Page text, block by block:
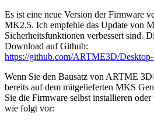
Es ist eine neue Version der Firmware
MK2.5. Ich empfehle das Update von
Sicherheitsfunktionen verbessert sind.
Download auf Github:
https://github.com/ARTME3D/
Wenn Sie den Bausatz von ARTME
bereits auf dem mitgelieferten MKS
Sie die Firmware selbst installieren
wie folgt vor: